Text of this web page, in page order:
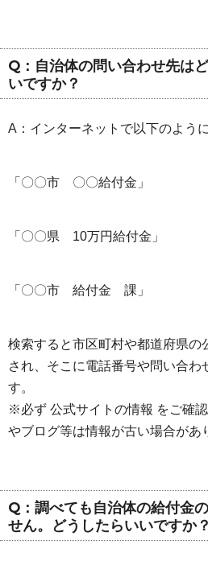
Q：自治体の問い合わせ先は
いですか？
A：インターネットで以下のよう
「〇〇市 〇〇給付金」
「〇〇県 10万円給付金」
「〇〇市 給付金 課」
検索すると市区町村や都道府県の
され、そこに電話番号や問い合わ
す。
※必ず 公式サイトの情報 をご確
やブログ等は情報が古い場合があ
Q：調べても自治体の給付金
せん。どうしたらいいですか？